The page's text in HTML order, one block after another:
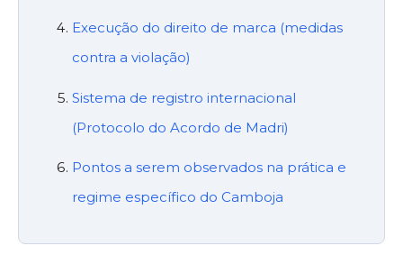
Execução do direito de marca (medidas
contra a violação)
Sistema de registro internacional
(Protocolo do Acordo de Madri)
Pontos a serem observados na prática e
regime específico do Camboja